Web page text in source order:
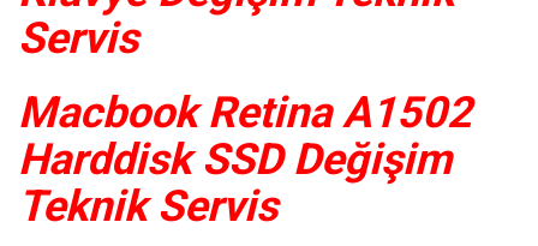
Servis
Macbook Retina A1502
Harddisk SSD Değişim
Teknik Servis